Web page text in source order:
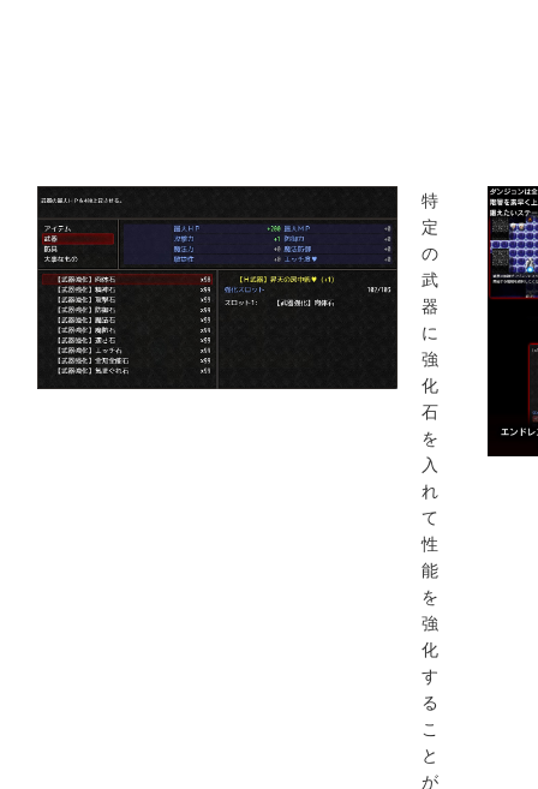
特
定
の
武
器
に
強
化
石
を
入
れ
て
性
能
を
強
化
す
る
こ
と
が